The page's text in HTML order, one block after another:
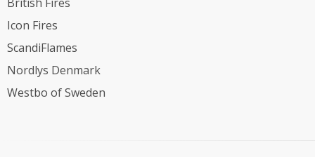
Icon Fires
ScandiFlames
Nordlys Denmark
Westbo of Sweden